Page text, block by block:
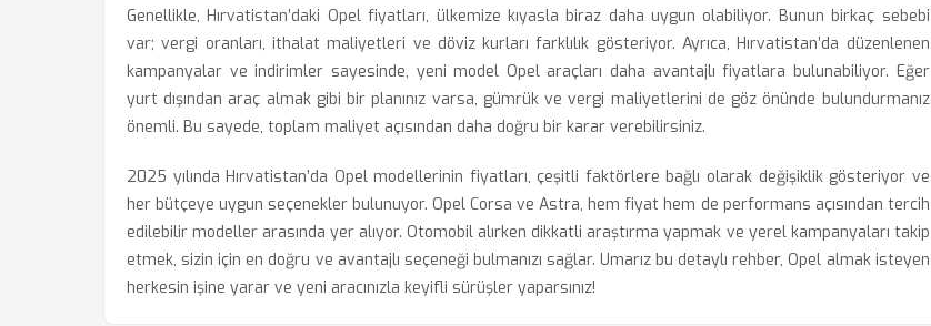
Genellikle, Hırvatistan’daki Opel fiyatları, ülkemize kıyasla biraz daha uygun olabiliyor. Bunun birkaç sebebi
var; vergi oranları, ithalat maliyetleri ve döviz kurları farklılık gösteriyor. Ayrıca, Hırvatistan’da düzenlenen
kampanyalar ve indirimler sayesinde, yeni model Opel araçları daha avantajlı fiyatlara bulunabiliyor. Eğer
yurt dışından araç almak gibi bir planınız varsa, gümrük ve vergi maliyetlerini de göz önünde bulundurmanız
önemli. Bu sayede, toplam maliyet açısından daha doğru bir karar verebilirsiniz.
2025 yılında Hırvatistan’da Opel modellerinin fiyatları, çeşitli faktörlere bağlı olarak değişiklik gösteriyor ve
her bütçeye uygun seçenekler bulunuyor. Opel Corsa ve Astra, hem fiyat hem de performans açısından tercih
edilebilir modeller arasında yer alıyor. Otomobil alırken dikkatli araştırma yapmak ve yerel kampanyaları takip
etmek, sizin için en doğru ve avantajlı seçeneği bulmanızı sağlar. Umarız bu detaylı rehber, Opel almak isteyen
herkesin işine yarar ve yeni aracınızla keyifli sürüşler yaparsınız!